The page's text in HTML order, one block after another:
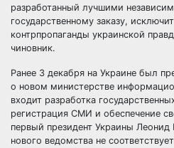
разработанный лучшими
государственному заказу,
контрпропаганды украинской
чиновник.
Ранее 3 декабря на Украине был
о новом министерстве
входит разработка
регистрация СМИ и обеспечение
первый президент Украины Леонид
нового ведомства не